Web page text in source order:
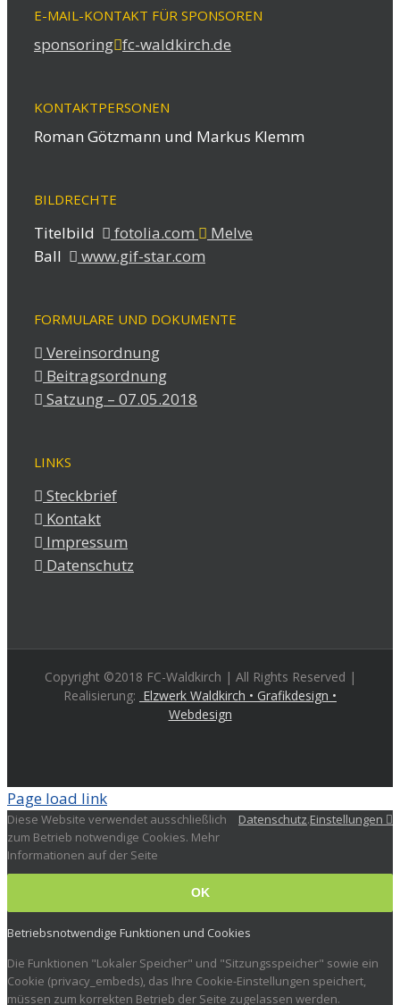
E-MAIL-KONTAKT FÜR SPONSOREN
sponsoring fc-waldkirch.de
KONTAKTPERSONEN
Roman Götzmann und Markus Klemm
BILDRECHTE
Titelbild fotolia.com
Melve
Ball
www.gif-star.com
FORMULARE UND DOKUMENTE
Vereinsordnung
Beitragsordnung
Satzung – 07.05.2018
LINKS
Steckbrief
Kontakt
Impressum
Datenschutz
Copyright ©2018 FC-Waldkirch | All Rights Reserved |
Realisierung: Elzwerk Waldkirch • Grafikdesign •
Webdesign
Page load link
Diese Website verwendet ausschließlich
zum Betrieb notwendige Cookies. Mehr
Informationen auf der Seite
Datenschutz.Einstellungen
OK
Betriebsnotwendige Funktionen und Cookies
Die Funktionen "Lokaler Speicher" und "Sitzungsspeicher" sowie ein
Cookie (privacy_embeds), das Ihre Cookie-Einstellungen speichert,
müssen zum korrekten Betrieb der Seite zugelassen werden.